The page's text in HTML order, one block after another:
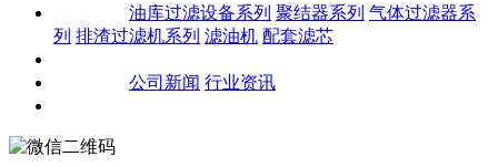
油库过滤设备系列 聚结器系列 气体过滤器系
列 排渣过滤机系列 滤油机 配套滤芯
公司新闻 行业资讯